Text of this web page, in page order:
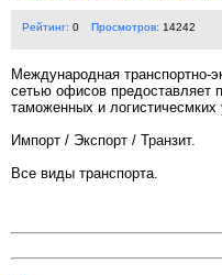
Рейтинг: 0 Просмотров: 14242
Международная транспортно-
сетью офисов предоставляет
таможенных и логистичесмких
Импорт / Экспорт / Транзит.
Все виды транспорта.